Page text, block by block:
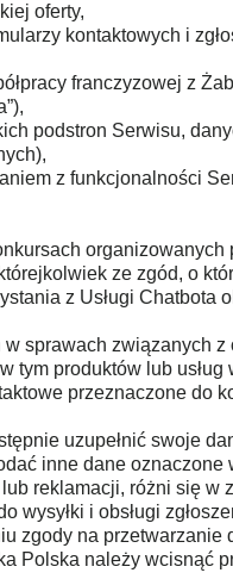
oferty,
kontaktowych i
franczyzowej z
podstron Serwisu,
z funkcjonalności
ze zgód, o
z Usługi Chatbota
sprawach związanych z
tym produktów lub
przeznaczone do
uzupełnić swoje
inne dane
reklamacji, różni się w
wysyłki i obsługi
zgody na przetwarzanie
Polska należy wcisnąć